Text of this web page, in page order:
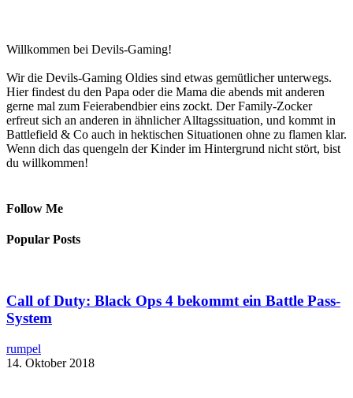
Willkommen bei Devils-Gaming!
Wir die Devils-Gaming Oldies sind etwas gemütlicher unterwegs.
Hier findest du den Papa oder die Mama die abends mit anderen
gerne mal zum Feierabendbier eins zockt. Der Family-Zocker
erfreut sich an anderen in ähnlicher Alltagssituation, und kommt in
Battlefield & Co auch in hektischen Situationen ohne zu flamen klar.
Wenn dich das quengeln der Kinder im Hintergrund nicht stört, bist
du willkommen!
Follow Me
Popular Posts
Call of Duty: Black Ops 4 bekommt ein Battle Pass-
System
rumpel
14. Oktober 2018